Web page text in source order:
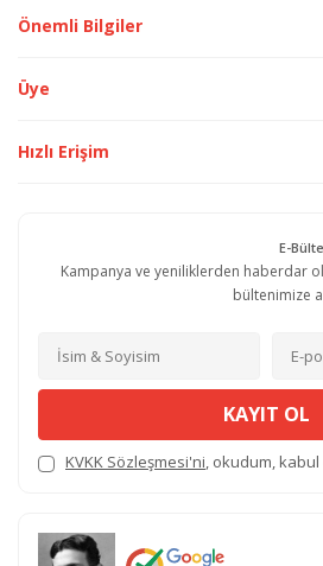
Önemli Bilgiler
Üye
Hızlı Erişim
E-
Kampanya ve yeniliklerden haberdar
bültenimize
KAYIT OL
KVKK Sözleşmesi'ni, okudum,